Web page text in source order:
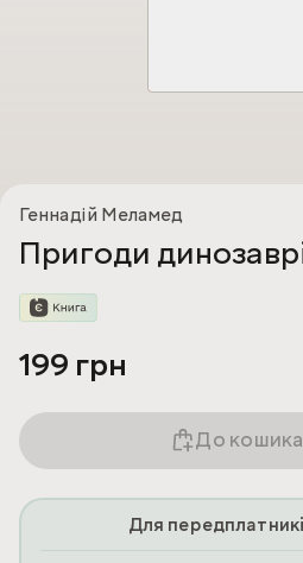
Геннадій Меламед
Пригоди
199 грн
До кошика
Для